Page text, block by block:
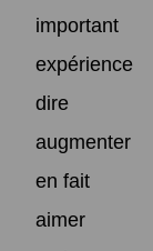
important
expérience
dire
augmenter
en fait
aimer